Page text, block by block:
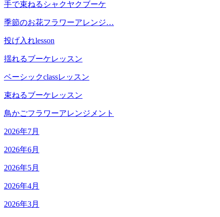
手で束ねるシャクヤクブーケ
季節のお花フラワーアレンジ…
投げ入れlesson
揺れるブーケレッスン
ベーシックclassレッスン
束ねるブーケレッスン
鳥かごフラワーアレンジメント
2026年7月
2026年6月
2026年5月
2026年4月
2026年3月